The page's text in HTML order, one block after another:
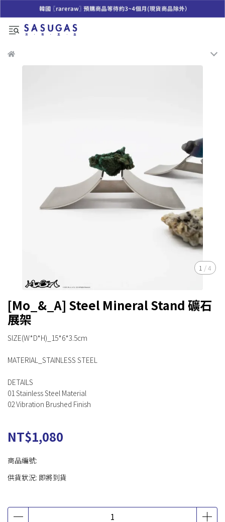
1 /4
[Mo_&_A] Steel Mineral Stand 礦石
展架
SIZE(W*D*H)_15*6*3.5cm
MATERIAL_STAINLESS STEEL
DETAILS
01 Stainless Steel Material
02 Vibration Brushed Finish
NT$1,080
商品編號:
供貨狀況: 即將到貨